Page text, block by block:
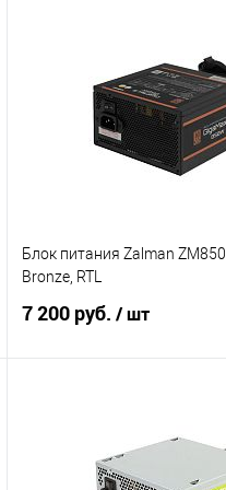
Блок питания Zalman
Bronze, RTL
7 200 руб. / шт
Купить в 1 клик